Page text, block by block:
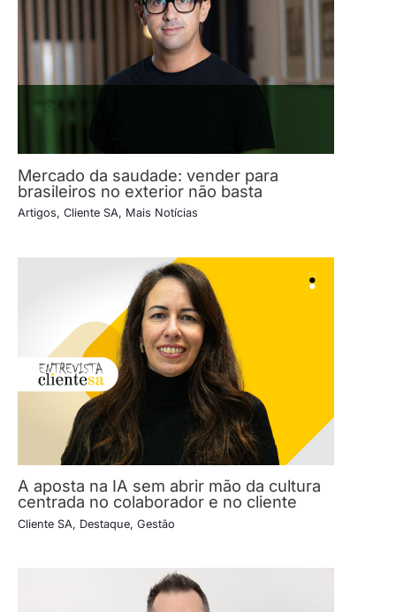
Mercado da saudade: vender para
brasileiros no exterior não basta
Artigos, Cliente SA, Mais Notícias
A aposta na IA sem abrir mão da cultura
centrada no colaborador e no cliente
Cliente SA, Destaque, Gestão